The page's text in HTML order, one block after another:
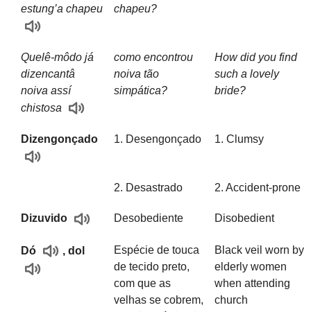
estung’a chapeu
chapeu?
Quelê-môdo já
dizencantâ
noiva assí
chistosa
como encontrou
noiva tão
simpática?
How did you find
such a lovely
bride?
Dizengonçado 1. Desengonçado 1. Clumsy
2. Desastrado 2. Accident-prone
Dizuvido Desobediente Disobedient
Dó , dol
Espécie de touca
de tecido preto,
com que as
velhas se cobrem,
Black veil worn by
elderly women
when attending
church